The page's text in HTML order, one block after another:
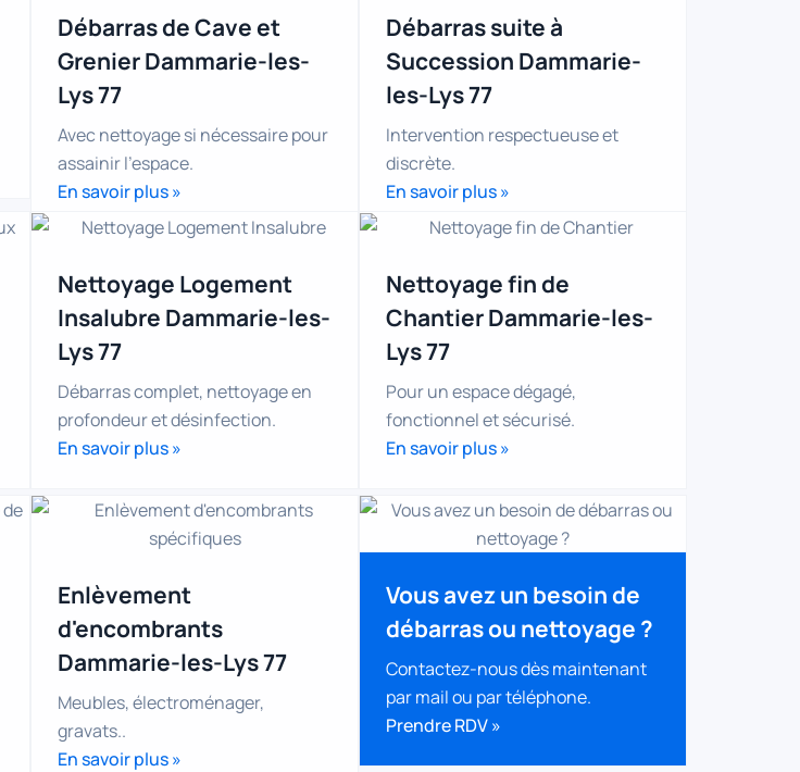
Débarras de Cave et
Grenier Dammarie-les-
Lys 77
Avec nettoyage si nécessaire pour
assainir l'espace.
En savoir plus »
Débarras suite à
Succession Dammarie-
les-Lys 77
Intervention respectueuse et
discrète.
En savoir plus »
Nettoyage Logement
Insalubre Dammarie-les-
Lys 77
Débarras complet, nettoyage en
profondeur et désinfection.
En savoir plus »
Nettoyage fin de
Chantier Dammarie-les-
Lys 77
Pour un espace dégagé,
fonctionnel et sécurisé.
En savoir plus »
Enlèvement
d'encombrants
Dammarie-les-Lys 77
Meubles, électroménager,
gravats..
En savoir plus »
Vous avez un besoin de
débarras ou nettoyage ?
Contactez-nous dès maintenant
par mail ou par téléphone.
Prendre RDV »